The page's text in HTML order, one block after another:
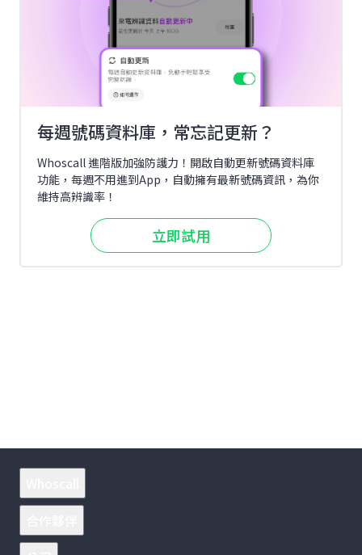
每週號碼資料庫，常忘記更新？
Whoscall 進階版加強防護力！開啟自動更新號碼資料庫
功能，每週不用進到App，自動擁有最新號碼資訊，為你
維持高辨識率！
立即試用